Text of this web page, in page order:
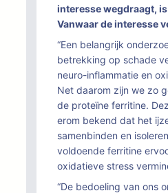
interesse wegdraagt,
Vanwaar de interesse
“Een belangrijk
betrekking op schade
neuro-inflammatie en
Net daarom zijn we zo
de proteïne ferritine.
erom bekend dat het
samenbinden en
voldoende ferritine
oxidatieve stress
“De bedoeling van ons